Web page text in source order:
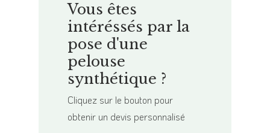
Vous êtes
intéréssés par la
pose d'une
pelouse
synthétique ?
Cliquez sur le bouton pour
obtenir un devis personnalisé